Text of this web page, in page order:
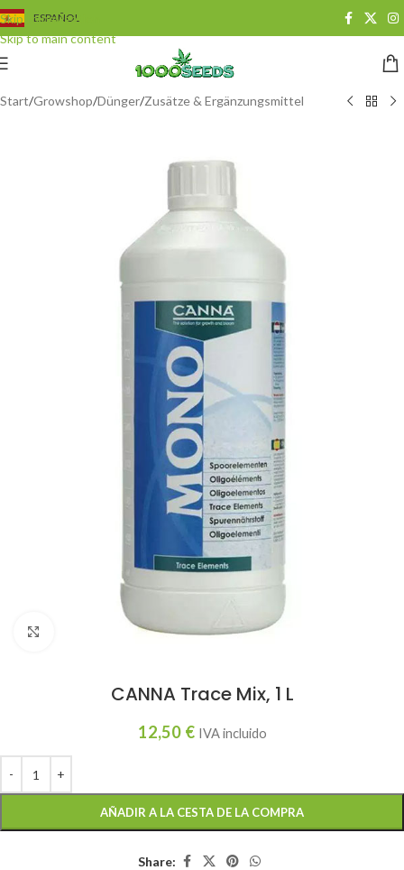
Skip to navigation
Skip to main content
ESPAÑOL
Start/Growshop/Dünger/Zusätze & Ergänzungsmittel
Haga clic para ampliar
CANNA Trace Mix, 1 L
12,50 € IVA incluido
AÑADIR A LA CESTA DE LA COMPRA
Share: